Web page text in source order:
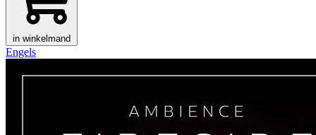
in winkelmand
Engels